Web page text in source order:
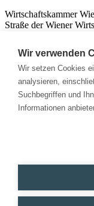
Wirtschaftskammer
Straße der Wiener
Nützliches
Formulare &
Expert:innen
Info
Wir verwenden
Wir setzen Cookies
analysieren,
Suchbegriffen und
Informationen